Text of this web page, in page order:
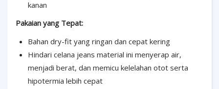
kanan
Pakaian yang Tepat:
Bahan dry-fit yang ringan dan cepat kering
Hindari celana jeans material ini menyerap air,
menjadi berat, dan memicu kelelahan otot serta
hipotermia lebih cepat